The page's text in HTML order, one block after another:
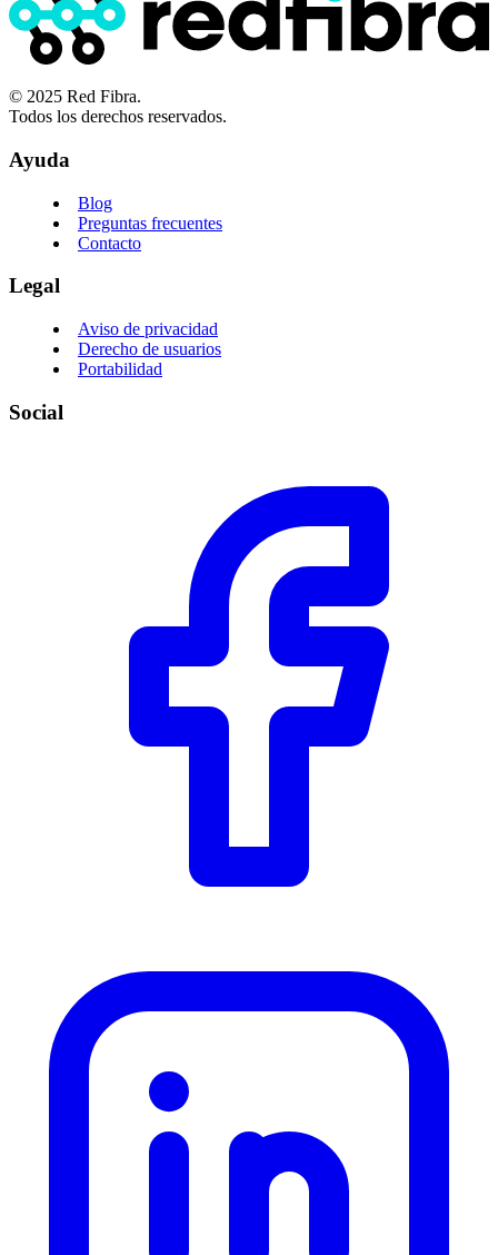
© 2025 Red Fibra.
Todos los derechos reservados.
Ayuda
Blog
Preguntas frecuentes
Contacto
Legal
Aviso de privacidad
Derecho de usuarios
Portabilidad
Social